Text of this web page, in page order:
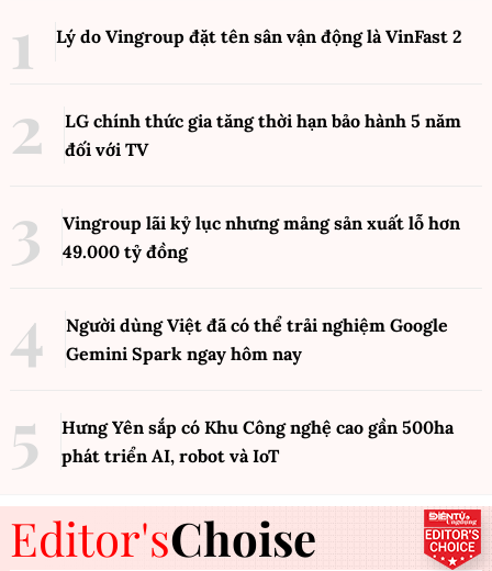
Lý do Vingroup đặt tên sân vận động là VinFast 2
LG chính thức gia tăng thời hạn bảo hành 5 năm
đối với TV
Vingroup lãi kỷ lục nhưng mảng sản xuất lỗ hơn
49.000 tỷ đồng
Người dùng Việt đã có thể trải nghiệm Google
Gemini Spark ngay hôm nay
Hưng Yên sắp có Khu Công nghệ cao gần 500ha
phát triển AI, robot và IoT
Editor'sChoise